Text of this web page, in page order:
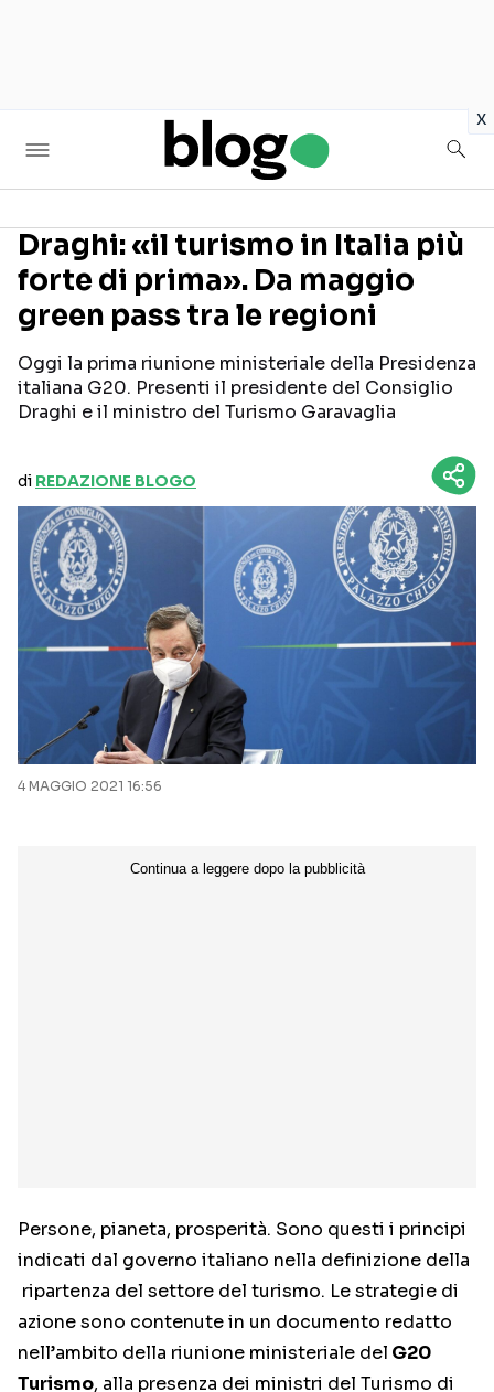
x
Seguici sui social
Draghi: «il turismo in Italia più
forte di prima». Da maggio
green pass tra le regioni
Oggi la prima riunione ministeriale della Presidenza
italiana G20. Presenti il presidente del Consiglio
Draghi e il ministro del Turismo Garavaglia
di REDAZIONE BLOGO
4 MAGGIO 2021 16:56
Persone, pianeta, prosperità. Sono questi i principi
indicati dal governo italiano nella definizione della
ripartenza del settore del turismo. Le strategie di
azione sono contenute in un documento redatto
nell’ambito della riunione ministeriale del G20
Turismo, alla presenza dei ministri del Turismo di